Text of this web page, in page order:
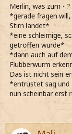
Merlin, was zum - ?
*gerade fragen
Stirn landet*
*eine schleimige,
getroffen wurde*
*dann auch auf
Flubberwurm
Das ist nicht sein
*entrüstet sag und
nun scheinbar erst